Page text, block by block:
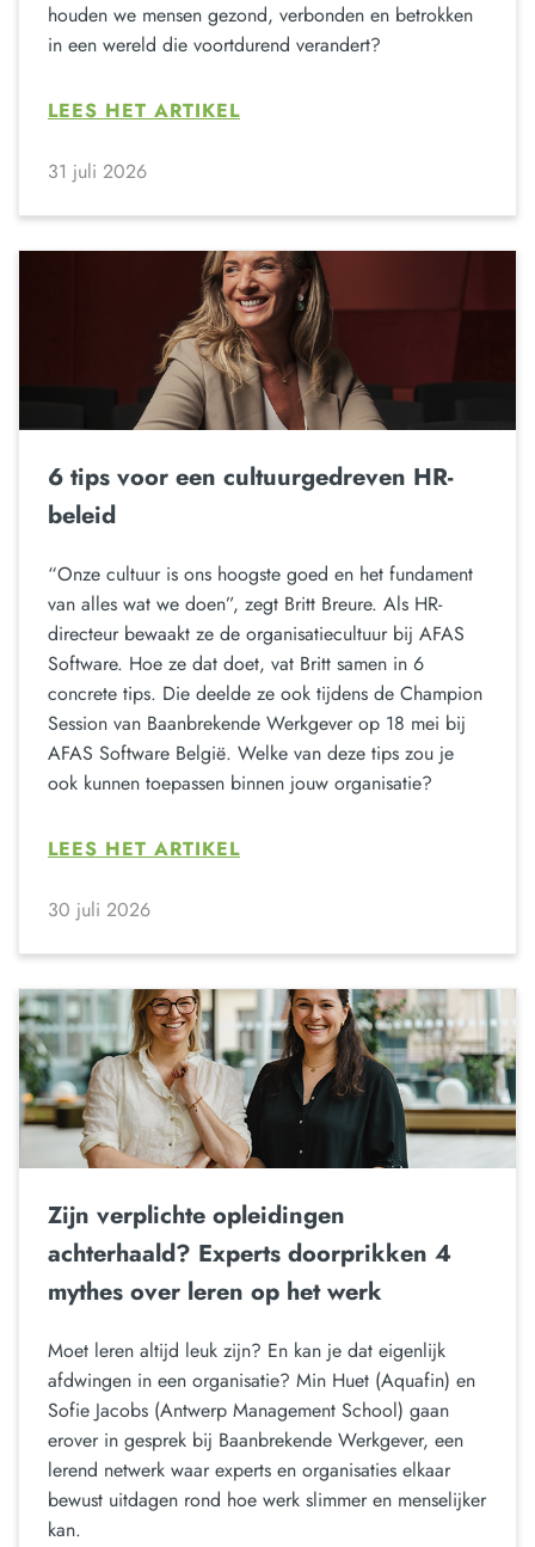
houden we mensen gezond, verbonden en betrokken
in een wereld die voortdurend verandert?
LEES HET ARTIKEL
31 juli 2026
6 tips voor een cultuurgedreven HR-
beleid
“Onze cultuur is ons hoogste goed en het fundament
van alles wat we doen”, zegt Britt Breure. Als HR-
directeur bewaakt ze de organisatiecultuur bij AFAS
Software. Hoe ze dat doet, vat Britt samen in 6
concrete tips. Die deelde ze ook tijdens de Champion
Session van Baanbrekende Werkgever op 18 mei bij
AFAS Software België. Welke van deze tips zou je
ook kunnen toepassen binnen jouw organisatie?
LEES HET ARTIKEL
30 juli 2026
Zijn verplichte opleidingen
achterhaald? Experts doorprikken 4
mythes over leren op het werk
Moet leren altijd leuk zijn? En kan je dat eigenlijk
afdwingen in een organisatie? Min Huet (Aquafin) en
Sofie Jacobs (Antwerp Management School) gaan
erover in gesprek bij Baanbrekende Werkgever, een
lerend netwerk waar experts en organisaties elkaar
bewust uitdagen rond hoe werk slimmer en menselijker
kan.